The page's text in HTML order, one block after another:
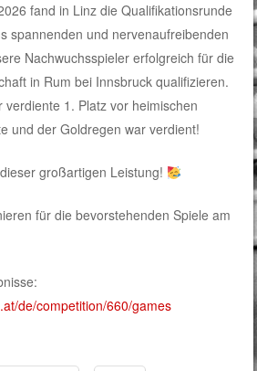
fand in Linz die Qualifikationsrunde
spannenden und nervenaufreibenden
Nachwuchsspieler erfolgreich für die
in Rum bei Innsbruck qualifizieren.
verdiente 1. Platz vor heimischen
und der Goldregen war verdient!
großartigen Leistung!
für die bevorstehenden Spiele am
de/competition/660/games